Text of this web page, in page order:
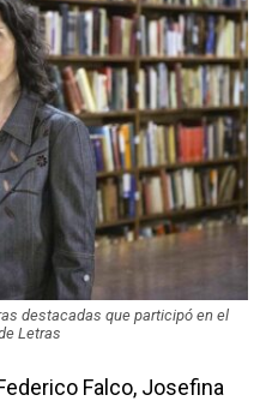
destacadas que participó en el
Letras
Falco, Josefina